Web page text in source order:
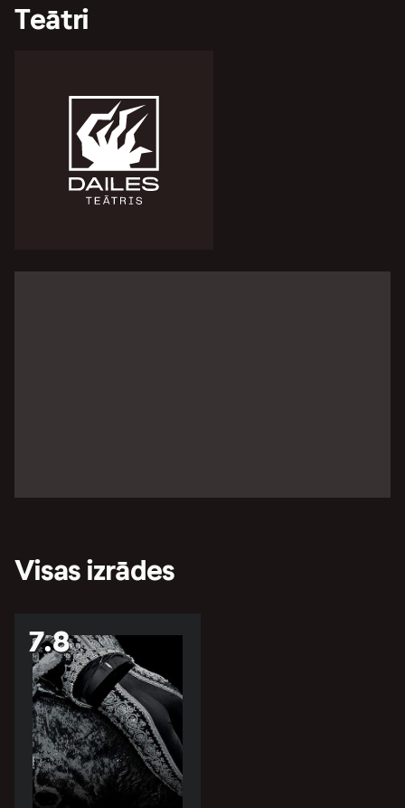
Teātri
Visas izrādes
7.8